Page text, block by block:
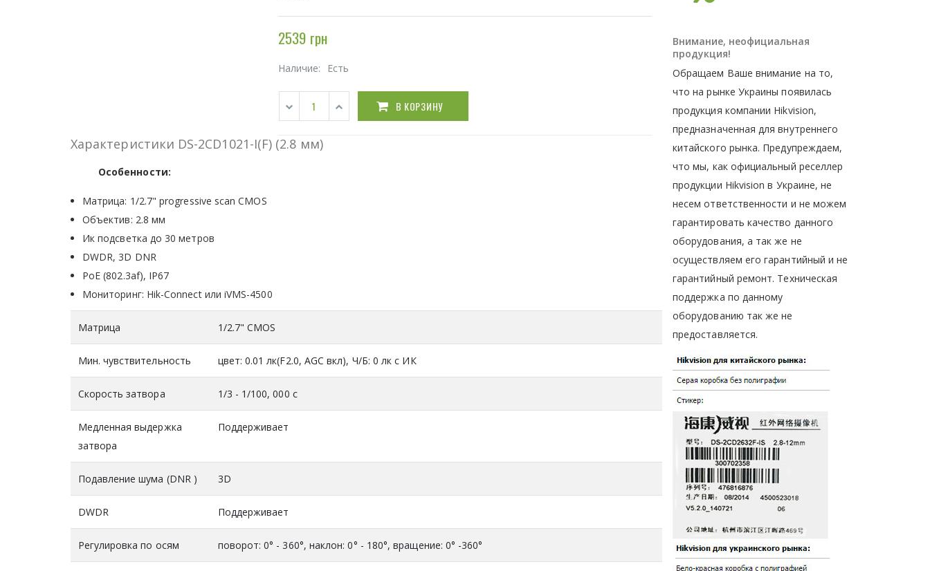
2539 грн
Наличие: Есть
В КОРЗИНУ
Характеристики DS-2CD1021-I(F) (2.8 мм)
Особенности:
Матрица: 1/2.7" progressive scan CMOS
Объектив: 2.8 мм
Ик подсветка до 30 метров
DWDR, 3D DNR
PoE (802.3af), IP67
Мониторинг: Hik-Connect или iVMS-4500
Матрица 1/2.7" CMOS
Мин. чувствительность цвет: 0.01 лк(F2.0, AGC вкл), Ч/Б: 0 лк с ИК
Скорость затвора 1/3 - 1/100, 000 с
Медленная выдержка
затвора
Поддерживает
Подавление шума (DNR ) 3D
DWDR Поддерживает
Регулировка по осям поворот: 0° - 360°, наклон: 0° - 180°, вращение: 0° -360°
Внимание, неофициальная
продукция!
Обращаем Ваше внимание на то,
что на рынке Украины появилась
продукция компании Hikvision,
предназначенная для внутреннего
китайского рынка. Предупреждаем,
что мы, как официальный реселлер
продукции Hikvision в Украине, не
несем ответственности и не можем
гарантировать качество данного
оборудования, а так же не
осуществляем его гарантийный и не
гарантийный ремонт. Техническая
поддержка по данному
оборудованию так же не
предоставляется.